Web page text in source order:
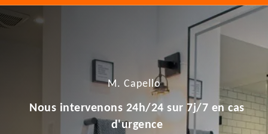
M. Capello
Nous intervenons 24h/24 sur 7j/7 en cas
d'urgence